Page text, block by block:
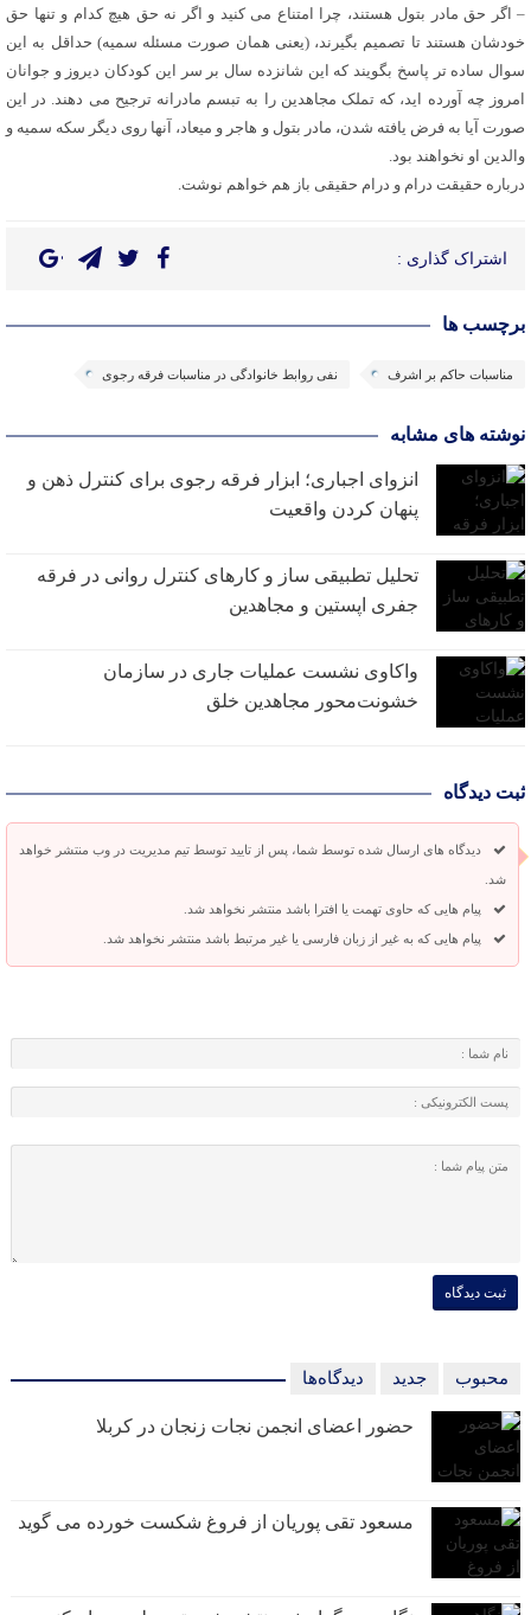
– اگر حق مادر بتول هستند، چرا امتناع می کنید و اگر نه حق هیچ کدام و تنها حق
خودشان هستند تا تصمیم بگیرند، (یعنی همان صورت مسئله سمیه) حداقل به این
سوال ساده تر پاسخ بگویند که این شانزده سال بر سر این کودکان دیروز و جوانان
امروز چه آورده اید، که تملک مجاهدین را به تبسم مادرانه ترجیح می دهند. در این
صورت آیا به فرض یافته شدن، مادر بتول و هاجر و میعاد، آنها روی دیگر سکه سمیه و
والدین او نخواهند بود.
درباره حقیقت درام و درام حقیقی باز هم خواهم نوشت.
اشتراک گذاری :
برچسب ها
مناسبات حاکم بر اشرف نفی روابط خانوادگی در مناسبات فرقه رجوی
نوشته های مشابه
انزوای اجباری؛ ابزار فرقه رجوی برای کنترل ذهن و
پنهان کردن واقعیت
تحلیل تطبیقی ساز و کارهای کنترل روانی در فرقه
جفری اپستین و مجاهدین
واکاوی نشست عملیات جاری در سازمان
خشونت‌محور مجاهدین خلق
ثبت دیدگاه
دیدگاه های ارسال شده توسط شما، پس از تایید توسط تیم مدیریت در وب منتشر خواهد
شد.
پیام هایی که حاوی تهمت یا افترا باشد منتشر نخواهد شد.
پیام هایی که به غیر از زبان فارسی یا غیر مرتبط باشد منتشر نخواهد شد.
محبوب جدید دیدگاه‌ها
حضور اعضای انجمن نجات زنجان در کربلا
مسعود تقی پوریان از فروغ شکست خورده می گوید